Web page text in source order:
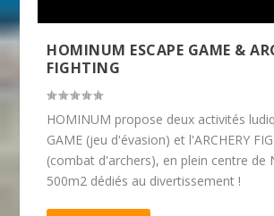
HOMINUM ESCAPE GAME &
FIGHTING
HOMINUM propose deux activités
GAME (jeu d'évasion) et l'ARCHERY
(combat d'archers), en plein centre de
500m2 dédiés au divertissement !